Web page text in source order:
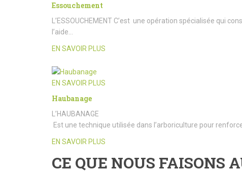
Essouchement
L’ESSOUCHEMENT C’est une opération spécialisée qui
l’aide…
EN SAVOIR PLUS
EN SAVOIR PLUS
Haubanage
L’HAUBANAGE
Est une technique utilisée dans l’arboriculture pour
EN SAVOIR PLUS
CE QUE NOUS FAISONS